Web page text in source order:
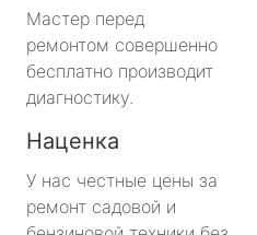
Мастер перед
ремонтом совершенно
бесплатно производит
диагностику.
Наценка
У нас честные цены за
ремонт садовой и